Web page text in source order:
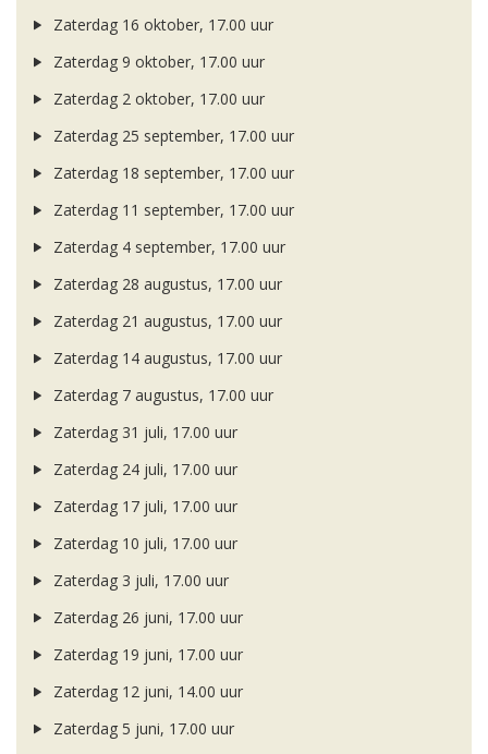
Zaterdag 16 oktober, 17.00 uur
Zaterdag 9 oktober, 17.00 uur
Zaterdag 2 oktober, 17.00 uur
Zaterdag 25 september, 17.00 uur
Zaterdag 18 september, 17.00 uur
Zaterdag 11 september, 17.00 uur
Zaterdag 4 september, 17.00 uur
Zaterdag 28 augustus, 17.00 uur
Zaterdag 21 augustus, 17.00 uur
Zaterdag 14 augustus, 17.00 uur
Zaterdag 7 augustus, 17.00 uur
Zaterdag 31 juli, 17.00 uur
Zaterdag 24 juli, 17.00 uur
Zaterdag 17 juli, 17.00 uur
Zaterdag 10 juli, 17.00 uur
Zaterdag 3 juli, 17.00 uur
Zaterdag 26 juni, 17.00 uur
Zaterdag 19 juni, 17.00 uur
Zaterdag 12 juni, 14.00 uur
Zaterdag 5 juni, 17.00 uur